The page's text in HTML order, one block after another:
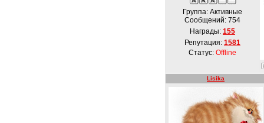
Группа: Активные
Сообщений: 754
Награды: 155
Репутация: 1581
Статус: Offline
Lisika